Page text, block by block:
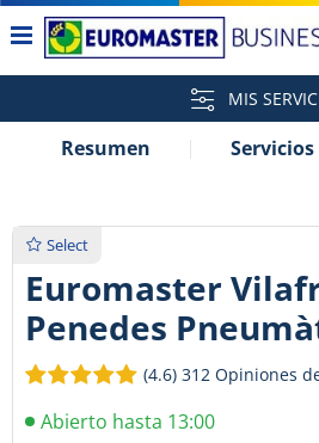
MIS
Resumen Servicios
Select
Euromaster
Penedes
(4.6) 312 Opiniones
Abierto hasta 13:00